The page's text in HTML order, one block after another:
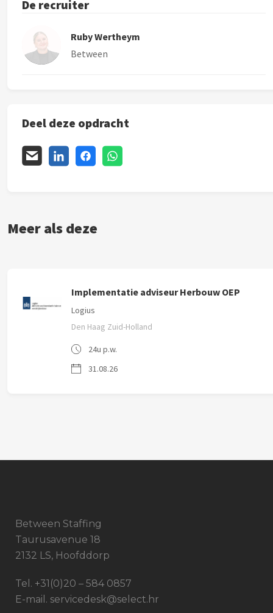
De recruiter
Ruby Wertheym
Between
Deel deze opdracht
Meer als deze
Implementatie adviseur Herbouw OEP
Logius
Den Haag Zuid-Holland
24u p.w.
31.08.26
Between Staffing
Taurusavenue 18
2132 LS, Hoofddorp
Tel. +31(0)20 – 584 0857
E-mail. servicedesk@select.hr